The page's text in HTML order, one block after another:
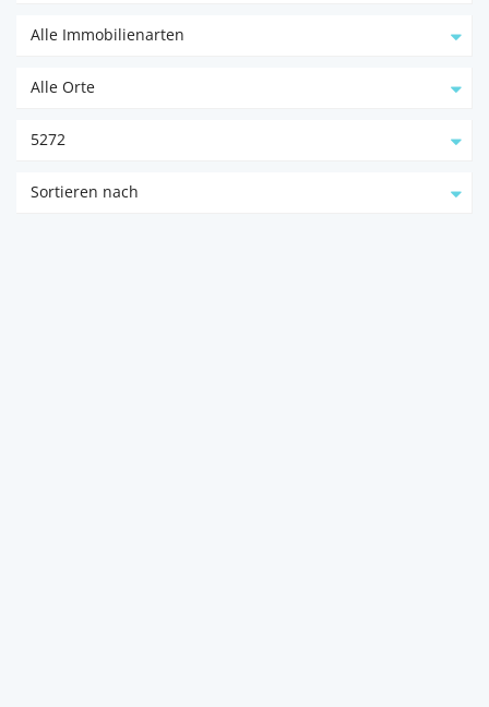
Alle Immobilienarten
Alle Orte
5272
Sortieren nach